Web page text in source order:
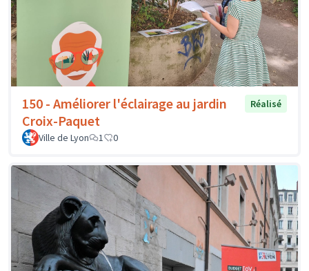
150 - Améliorer l'éclairage au jardin
Croix-Paquet
Réalisé
Ville de Lyon 1 0